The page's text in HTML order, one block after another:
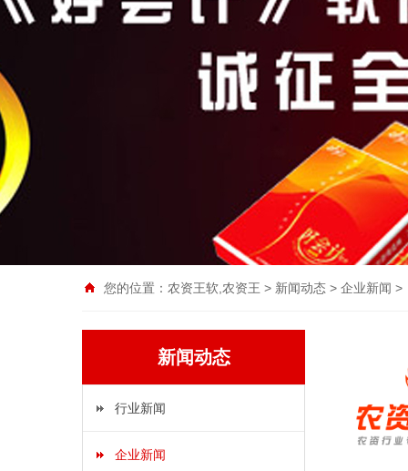
您的位置： 农资王软,农资王 > 新闻动态 > 企业新闻 >
新闻动态
行业新闻
企业新闻